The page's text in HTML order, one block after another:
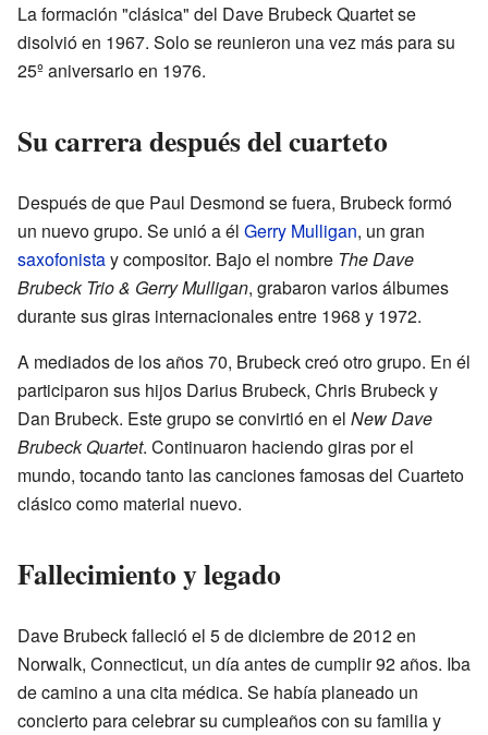
La formación "clásica" del Dave Brubeck Quartet se
disolvió en 1967. Solo se reunieron una vez más para su
25º aniversario en 1976.
Su carrera después del cuarteto
Después de que Paul Desmond se fuera, Brubeck formó
un nuevo grupo. Se unió a él Gerry Mulligan, un gran
saxofonistay compositor. Bajo el nombre The Dave
Brubeck Trio & Gerry Mulligan, grabaron varios álbumes
durante sus giras internacionales entre 1968 y 1972.
A mediados de los años 70, Brubeck creó otro grupo. En él
participaron sus hijos Darius Brubeck, Chris Brubeck y
Dan Brubeck. Este grupo se convirtió en el New Dave
Brubeck Quartet. Continuaron haciendo giras por el
mundo, tocando tanto las canciones famosas del Cuarteto
clásico como material nuevo.
Fallecimiento y legado
Dave Brubeck falleció el 5 de diciembre de 2012 en
Norwalk, Connecticut, un día antes de cumplir 92 años. Iba
de camino a una cita médica. Se había planeado un
concierto para celebrar su cumpleaños con su familia y